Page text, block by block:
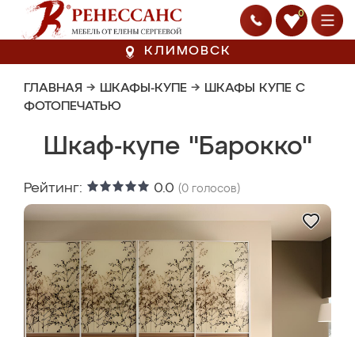
0
КЛИМОВСК
ГЛАВНАЯ → ШКАФЫ-КУПЕ → ШКАФЫ КУПЕ С
ФОТОПЕЧАТЬЮ
Шкаф-купе "Барокко"
Рейтинг: 0.0 (0 голосов)